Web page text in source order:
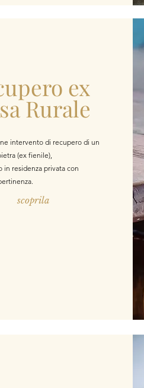
ex
Rurale
intervento di recupero di un
(ex fienile),
in residenza privata con
scoprila